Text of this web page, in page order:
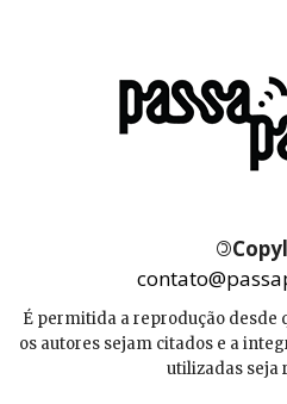
©
É permitida a reprodução desde
os autores sejam citados e a
utilizadas seja